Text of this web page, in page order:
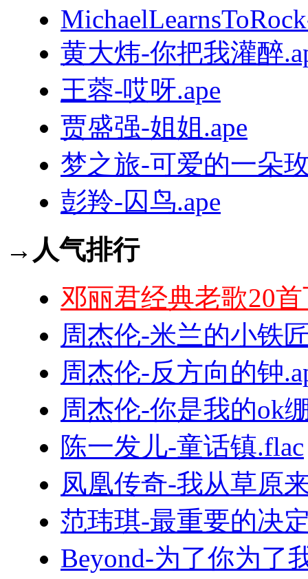
黄大炜-你把我灌醉
王蓉-哎呀.ape
贾盛强-姐姐.ape
梦之旅-可爱的一朵
彭羚-囚鸟.ape
→人气排行
邓丽君经典老歌20
周杰伦-米兰的小铁
周杰伦-反方向的钟
周杰伦-你是我的ok
陈一发儿-童话镇.flac
凤凰传奇-我从草原
范玮琪-最重要的决
Beyond-为了你为了